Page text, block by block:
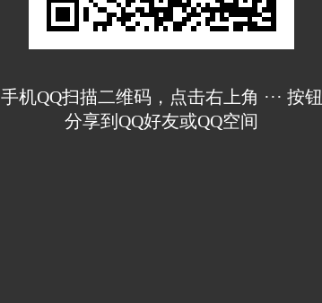
手机QQ扫描二维码，点击右上角 ··· 按钮
分享到QQ好友或QQ空间